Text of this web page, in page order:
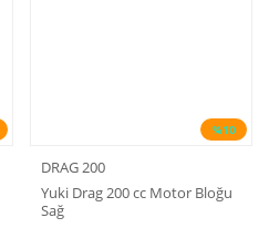
%10
DRAG 200
Yuki Drag 200 cc Motor Bloğu
Sağ